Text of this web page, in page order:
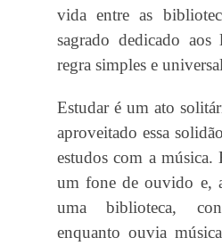
vida entre as
sagrado dedicado
regra simples e
Estudar é um ato
aproveitado essa
estudos com a música.
um fone de ouvido e,
uma biblioteca,
enquanto ouvia